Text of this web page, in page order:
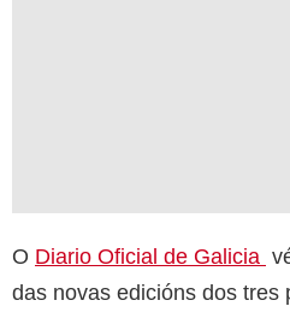
O Diario Oficial de Galicia
das novas edicións dos tres